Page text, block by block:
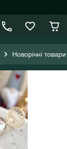
Новорічні товари